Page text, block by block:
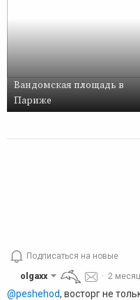
Вандомская площадь в
Париже
Подписаться на новые
olgaxx ·2
@peshehod, восторг не